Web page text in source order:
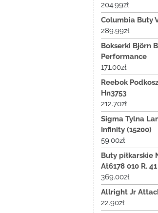
204.99zł
Columbia Buty
289.99zł
Bokserki Björn
Performance
171.00zł
Reebok
Hn3753
212.70zł
Sigma Tylna
Infinity (15200)
59.00zł
Buty piłkarskie
At6178 010 R. 41
369.00zł
Allright Jr
22.90zł